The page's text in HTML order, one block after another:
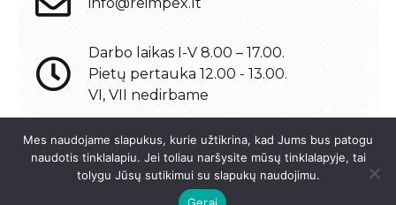
Darbo laikas I-V 8.00 – 17.00.
Pietų pertauka 12.00 - 13.00.
VI, VII nedirbame
© 2021 UAB "REIMPEX KAUNAS"
Jauna reklama
Mes naudojame slapukus, kurie užtikrina, kad Jums bus patogu
naudotis tinklalapiu. Jei toliau naršysite mūsų tinklalapyje, tai
tolygu Jūsų sutikimui su slapukų naudojimu.
Gerai